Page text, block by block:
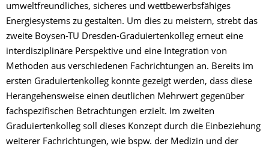
umweltfreundliches, sicheres und wettbewerbsfähiges
Energiesystems zu gestalten. Um dies zu meistern, strebt das
zweite Boysen-TU Dresden-Graduiertenkolleg erneut eine
interdisziplinäre Perspektive und eine Integration von
Methoden aus verschiedenen Fachrichtungen an. Bereits im
ersten Graduiertenkolleg konnte gezeigt werden, dass diese
Herangehensweise einen deutlichen Mehrwert gegenüber
fachspezifischen Betrachtungen erzielt. Im zweiten
Graduiertenkolleg soll dieses Konzept durch die Einbeziehung
weiterer Fachrichtungen, wie bspw. der Medizin und der